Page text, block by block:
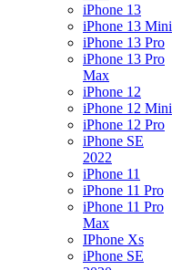
iPhone 13
iPhone 13 Mini
iPhone 13 Pro
iPhone 13 Pro
Max
iPhone 12
iPhone 12 Mini
iPhone 12 Pro
iPhone SE
2022
iPhone 11
iPhone 11 Pro
iPhone 11 Pro
Max
IPhone Xs
iPhone SE